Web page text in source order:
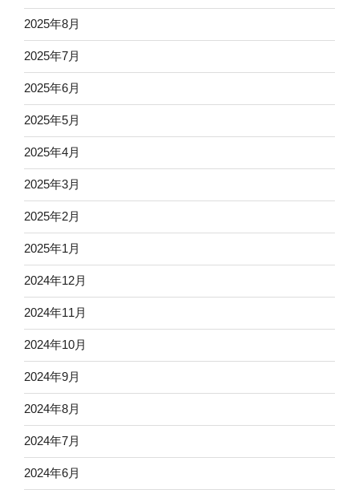
2025年8月
2025年7月
2025年6月
2025年5月
2025年4月
2025年3月
2025年2月
2025年1月
2024年12月
2024年11月
2024年10月
2024年9月
2024年8月
2024年7月
2024年6月